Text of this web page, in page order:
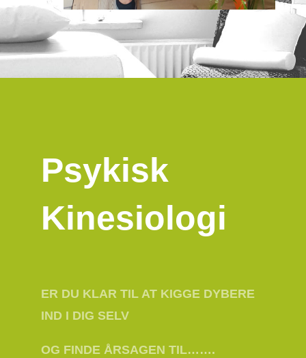
Psykisk
Kinesiologi
ER DU KLAR TIL AT KIGGE DYBERE
IND I DIG SELV
OG FINDE ÅRSAGEN TIL…….